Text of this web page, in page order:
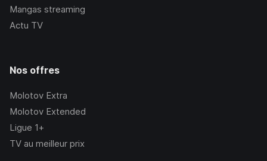
Mangas streaming
Actu TV
Nos offres
Molotov Extra
Molotov Extended
Ligue 1+
TV au meilleur prix